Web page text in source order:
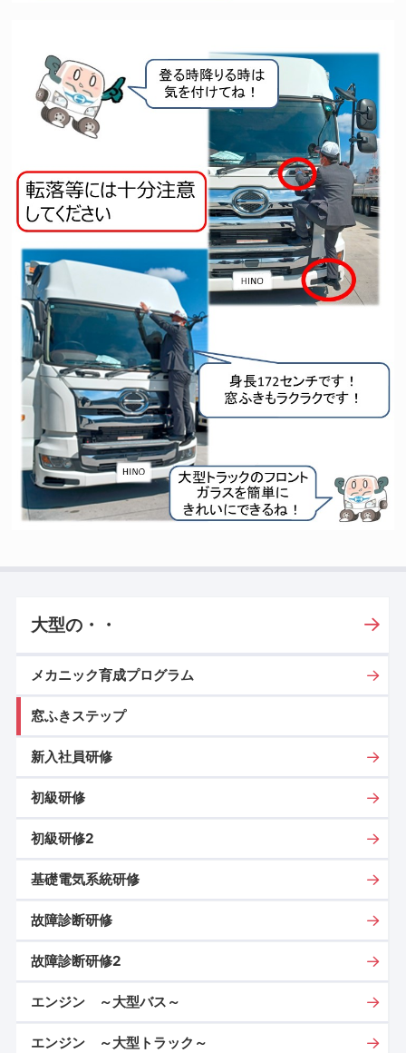
大型の・・
メカニック育成プログラム
窓ふきステップ
新入社員研修
初級研修
初級研修2
基礎電気系統研修
故障診断研修
故障診断研修2
エンジン ～大型バス～
エンジン ～大型トラック～